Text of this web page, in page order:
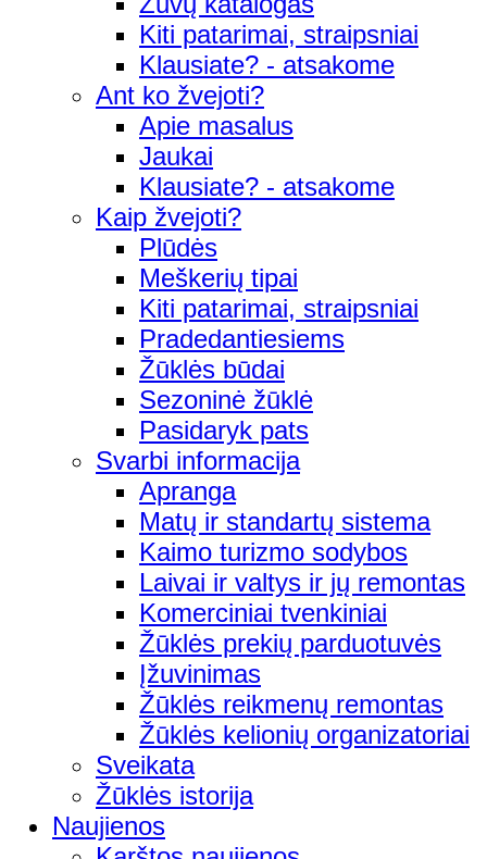
Kiti patarimai, straipsniai
Klausiate? - atsakome
Ant ko žvejoti?
Apie masalus
Jaukai
Klausiate? - atsakome
Kaip žvejoti?
Plūdės
Meškerių tipai
Kiti patarimai, straipsniai
Pradedantiesiems
Žūklės būdai
Sezoninė žūklė
Pasidaryk pats
Svarbi informacija
Apranga
Matų ir standartų sistema
Kaimo turizmo sodybos
Laivai ir valtys ir jų remontas
Komerciniai tvenkiniai
Žūklės prekių parduotuvės
Įžuvinimas
Žūklės reikmenų remontas
Žūklės kelionių organizatoriai
Sveikata
Žūklės istorija
Naujienos